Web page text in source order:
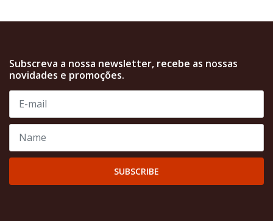
Subscreva a nossa newsletter, recebe as nossas
novidades e promoções.
SUBSCRIBE